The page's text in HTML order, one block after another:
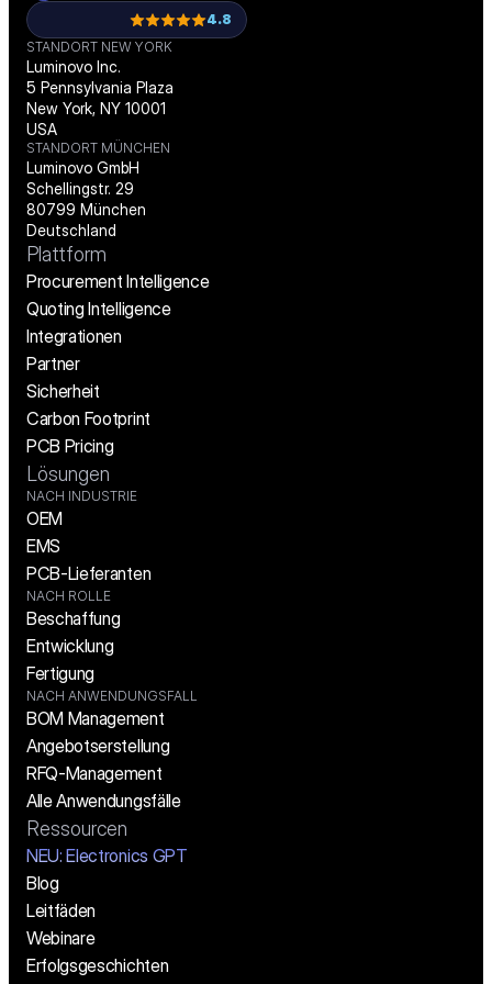
4.8
STANDORT NEW YORK
Luminovo Inc.
5 Pennsylvania Plaza
New York, NY 10001
USA
STANDORT MÜNCHEN
Luminovo GmbH
Schellingstr. 29
80799 München
Deutschland
Plattform
Procurement Intelligence
Quoting Intelligence
Integrationen
Partner
Sicherheit
Carbon Footprint
PCB Pricing
Lösungen
NACH INDUSTRIE
OEM
EMS
PCB-Lieferanten
NACH ROLLE
Beschaffung
Entwicklung
Fertigung
NACH ANWENDUNGSFALL
BOM Management
Angebotserstellung
RFQ-Management
Alle Anwendungsfälle
Ressourcen
NEU: Electronics GPT
Blog
Leitfäden
Webinare
Erfolgsgeschichten